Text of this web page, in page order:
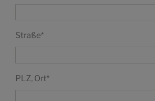
Straße*
PLZ, Ort*